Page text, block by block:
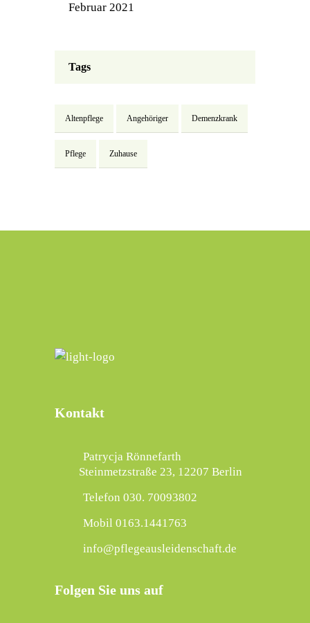
Februar 2021
Tags
Altenpflege Angehöriger Demenzkrank
Pflege Zuhause
Kontakt
Patrycja Rönnefarth
Steinmetzstraße 23, 12207 Berlin
Telefon 030. 70093802
Mobil 0163.1441763
info@pflegeausleidenschaft.de
Folgen Sie uns auf